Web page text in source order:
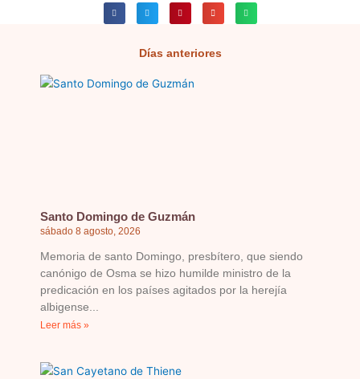
Días anteriores
Santo Domingo de Guzmán
sábado 8 agosto, 2026
Memoria de santo Domingo, presbítero, que siendo
canónigo de Osma se hizo humilde ministro de la
predicación en los países agitados por la herejía
albigense
Leer más »
PáginaPágina
Página